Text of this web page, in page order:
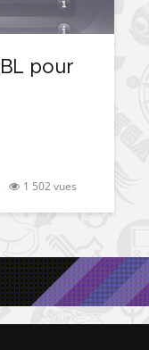
pour
1 502 vues